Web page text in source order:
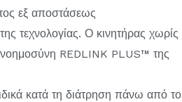
εξ αποστάσεως
τεχνολογίας. Ο κινητήρας χωρίς
REDLINK PLUS™ της
κατά τη διάτρηση πάνω από το